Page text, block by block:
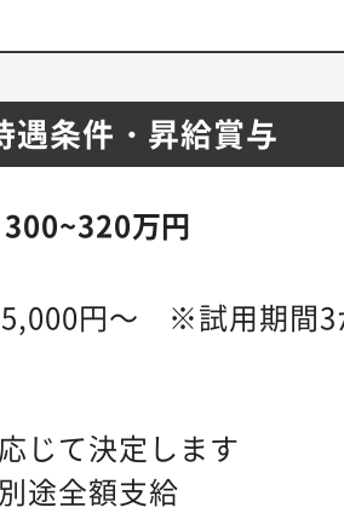
遇条件・昇給賞与
万円
円～ ※試用期間3
じて決定します
途全額支給